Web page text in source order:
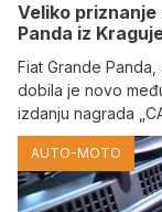
Veliko priznanje
Panda iz
Fiat Grande
dobila je novo
izdanju nagrada
AUTO-MOTO